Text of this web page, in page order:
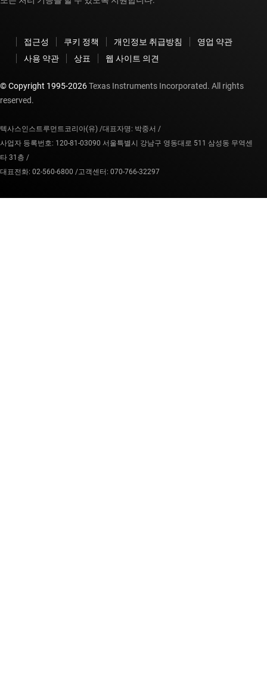
접근성 쿠키 정책 개인정보 취급방침
영업 약관
사용 약관
상표 웹 사이트 의견
© Copyright 1995-2026Texas Instruments Incorporated. All rights
reserved.
텍사스인스트루먼트코리아(유) /대표자명: 박중서 /
사업자 등록번호: 120-81-03090 서울특별시 강남구 영동대로 511 삼성동 무역센
타 31층 /
대표전화: 02-560-6800 /고객센터: 070-766-32297